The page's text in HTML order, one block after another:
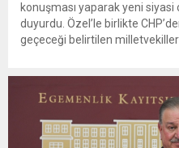
konuşması yaparak yeni siyasi
duyurdu. Özel’le birlikte
geçeceği belirtilen